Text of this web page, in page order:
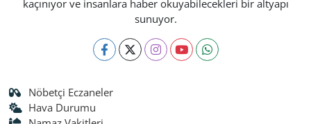
kaçınıyor ve insanlara haber okuyabilecekleri bir altyapı
sunuyor.
Nöbetçi Eczaneler
Hava Durumu